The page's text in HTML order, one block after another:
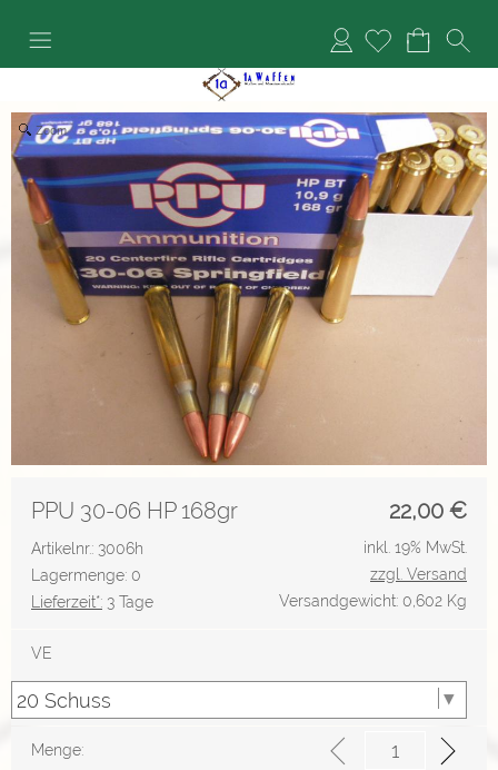
Anmelden
Zoom
22,00 €
PPU 30-06 HP 168gr
Artikelnr.: 3006h
Lagermenge: 0
Lieferzeit*: 3 Tage
inkl. 19% MwSt.
zzgl. Versand
Versandgewicht: 0,602 Kg
VE
Menge: